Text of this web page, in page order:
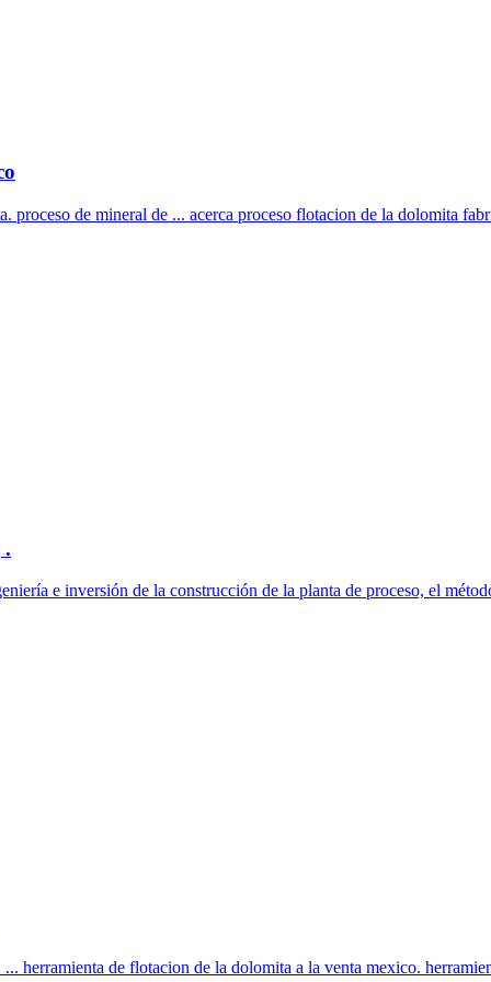
de mineral de ... acerca proceso flotacion de la dolomita
.
e inversión de la construcción de la planta de proceso, el
herramienta de flotacion de la dolomita a la venta mexico.